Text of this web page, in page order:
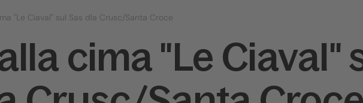
"Le Ciaval" sul Sas dla Crusc/Santa Croce
cima "Le Ciaval"